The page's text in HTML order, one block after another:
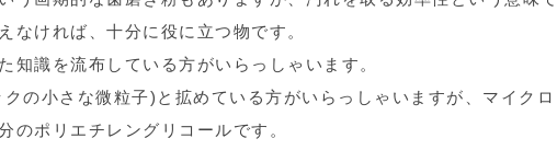
なければ、十分に役に立つ物です。
知識を流布している方がいらっしゃいます。
の小さな微粒子)と拡めている方がいらっしゃいますが、マイクロ
のポリエチレングリコールです。